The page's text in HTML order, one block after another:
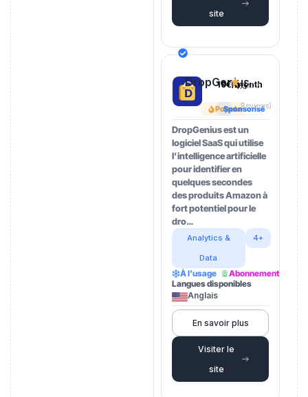
site
DropGenius
Popular
Sponsorisé
19€/month
4.5(202
Reviews)
DropGenius est un
logiciel SaaS qui utilise
l’intelligence artificielle
pour identifier en
quelques secondes
des produits Amazon à
fort potentiel pour le
dro…
Analytics &
Data
4+
À l’usage
Abonnement
Langues disponibles
Anglais
En savoir plus
Visiter le
site